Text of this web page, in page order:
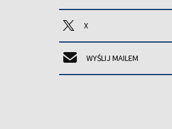
X
WYŚLIJ MAILEM